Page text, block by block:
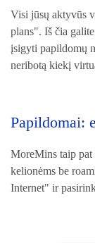
Visi jūsų aktyvūs
plans". Iš čia
įsigyti papildomų
neribotą kiekį
Papildomai:
MoreMins taip pat
kelionėms be
Internet" ir